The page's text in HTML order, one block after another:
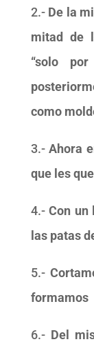
2.- De la
mitad de
“solo
como
3.-Ahora
que les
4.-Con un
las patas
5.-
formamos
6.- Del